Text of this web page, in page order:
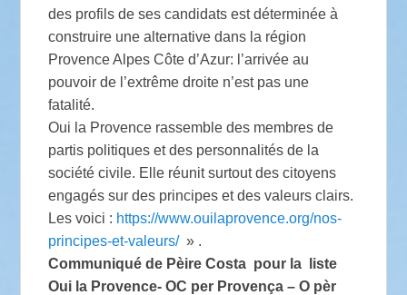
des profils de ses candidats est déterminée à
construire une alternative dans la région
Provence Alpes Côte d’Azur: l’arrivée au
pouvoir de l’extrême droite n’est pas une
fatalité.
Oui la Provence rassemble des membres de
partis politiques et des personnalités de la
société civile. Elle réunit surtout des citoyens
engagés sur des principes et des valeurs clairs.
Les voici : https://www.ouilaprovence.org/nos-
principes-et-valeurs/» .
Communiqué de Pèire Costa pour la liste
Oui la Provence- OC per Provença – O pèr